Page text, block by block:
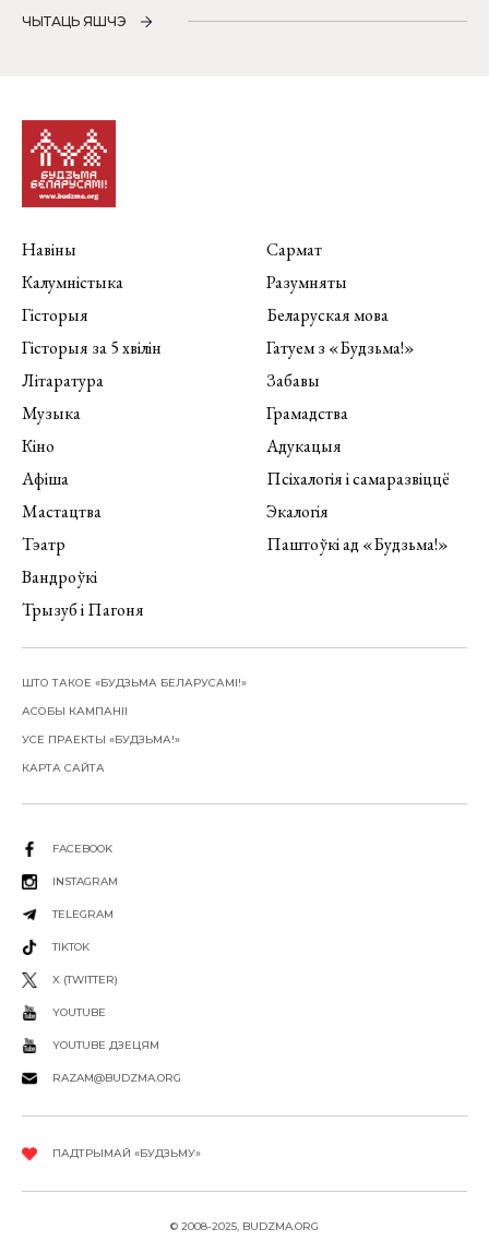
ЧЫТАЦЬ ЯШЧЭ
Навіны
Калумністыка
Гісторыя
Гісторыя за 5 хвілін
Літаратура
Музыка
Кіно
Афіша
Мастацтва
Тэатр
Вандроўкі
Трызуб і Пагоня
Сармат
Разумняты
Беларуская мова
Гатуем з «Будзьма!»
Забавы
Грамадства
Адукацыя
Псіхалогія і самаразвіццё
Экалогія
Паштоўкі ад «Будзьма!»
ШТО ТАКОЕ «БУДЗЬМА БЕЛАРУСАМІ!»
АСОБЫ КАМПАНІІ
УСЕ ПРАЕКТЫ «БУДЗЬМА!»
КАРТА САЙТА
FACEBOOK
INSTAGRAM
TELEGRAM
TIKTOK
X (TWITTER)
YOUTUBE
YOUTUBE ДЗЕЦЯМ
RAZAM@BUDZMA.ORG
ПАДТРЫМАЙ «БУДЗЬМУ»
© 2008-2025, BUDZMA.ORG